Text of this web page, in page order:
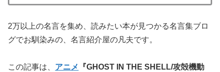
2万以上の名言を集め、読みたい本が見つかる名言集ブロ
グでお馴染みの、名言紹介屋の凡夫です。
この記事は、 アニメ
『GHOST IN THE SHELL/攻殻機動